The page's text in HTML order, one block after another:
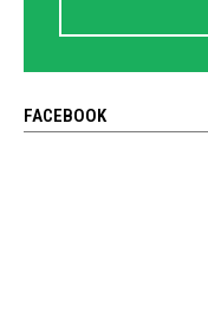
FACEBOOK